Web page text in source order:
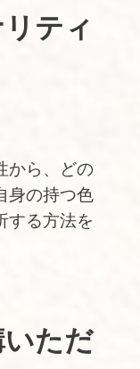
ティ
から、どの
身の持つ色
する方法を
ただ